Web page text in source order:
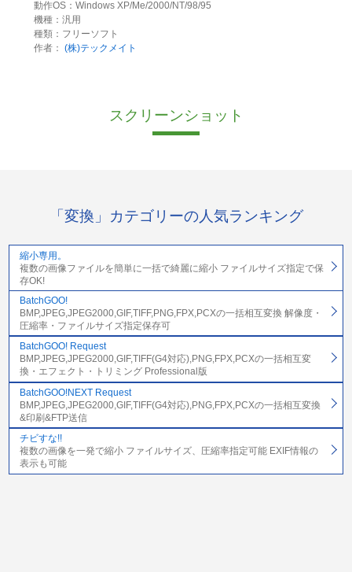
動作OS：Windows XP/Me/2000/NT/98/95
機種：汎用
種類：フリーソフト
作者： (株)テックメイト
スクリーンショット
「変換」カテゴリーの人気ランキング
縮小専用。
複数の画像ファイルを簡単に一括で綺麗に縮小 ファイルサイズ指定で保
存OK!
BatchGOO!
BMP,JPEG,JPEG2000,GIF,TIFF,PNG,FPX,PCXの一括相互変換 解像度・
圧縮率・ファイルサイズ指定保存可
BatchGOO! Request
BMP,JPEG,JPEG2000,GIF,TIFF(G4対応),PNG,FPX,PCXの一括相互変
換・エフェクト・トリミング Professional版
BatchGOO!NEXT Request
BMP,JPEG,JPEG2000,GIF,TIFF(G4対応),PNG,FPX,PCXの一括相互変換
&印刷&FTP送信
チビすな!!
複数の画像を一発で縮小 ファイルサイズ、圧縮率指定可能 EXIF情報の
表示も可能